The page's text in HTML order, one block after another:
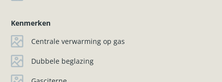
Kenmerken
Centrale verwarming op gas
Dubbele beglazing